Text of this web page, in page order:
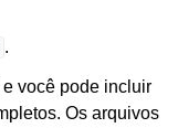
.
você pode incluir
Os arquivos